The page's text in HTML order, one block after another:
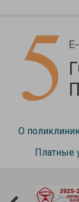
О
Платные